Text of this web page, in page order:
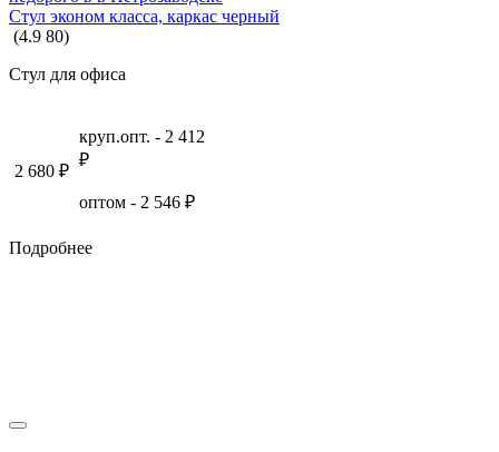
Стул эконом класса, каркас черный
(4.9 80)
Стул для офиса
2 680 ₽
круп.опт. - 2 412
₽
оптом - 2 546 ₽
Подробнее